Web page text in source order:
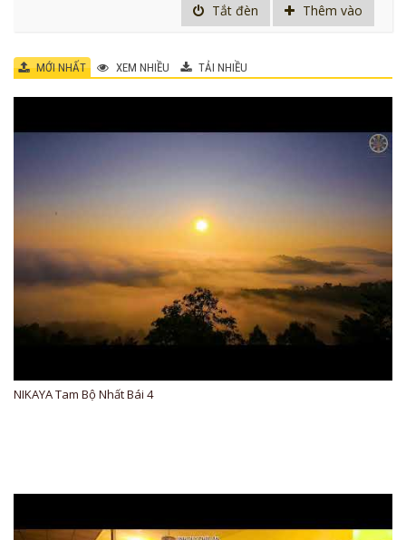
Tắt đèn Thêm vào
MỚI NHẤT XEM NHIỀU TẢI NHIỀU
NIKAYA Tam Bộ Nhất Bái 4